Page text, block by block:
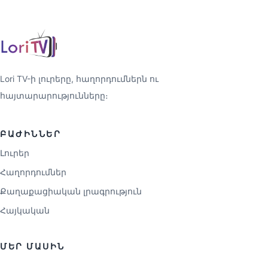
Lori TV-ի լուրերը, հաղորդումներն ու
հայտարարությունները։
ԲԱԺԻՆՆԵՐ
Լուրեր
Հաղորդումներ
Քաղաքացիական լրագրություն
Հայկական
ՄԵՐ ՄԱՍԻՆ